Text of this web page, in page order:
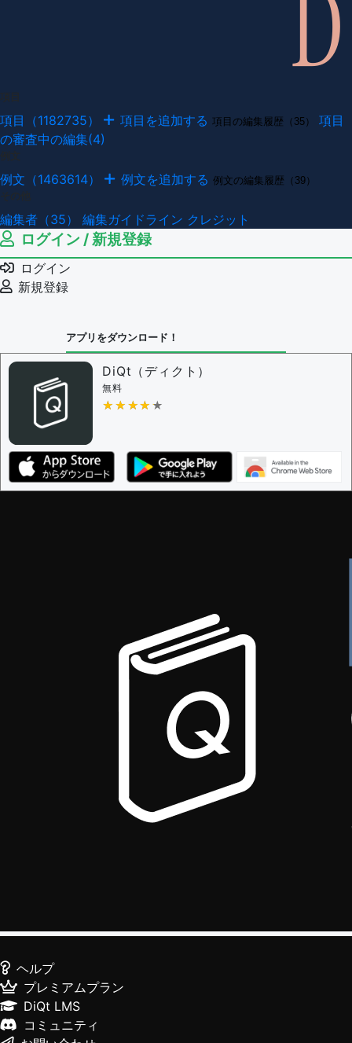
項目（1182735） 項目を追加する 項目の編集履歴（35）
項目
の審査中の編集(4)
例文（1463614） 例文を追加する 例文の編集履歴（39）
編集者（35） 編集ガイドライン クレジット
ログイン / 新規登録
ログイン
新規登録
アプリをダウンロード！
DiQt（ディクト）
無料
★★★★★
★★★★★
ヘルプ
プレミアムプラン
DiQt LMS
コミュニティ